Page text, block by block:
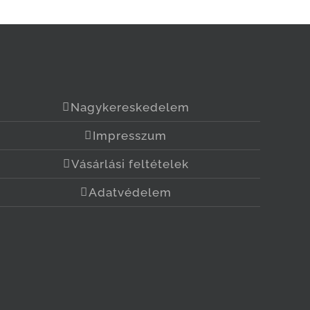
Nagykereskedelem
Impresszum
Vásárlási feltételek
Adatvédelem